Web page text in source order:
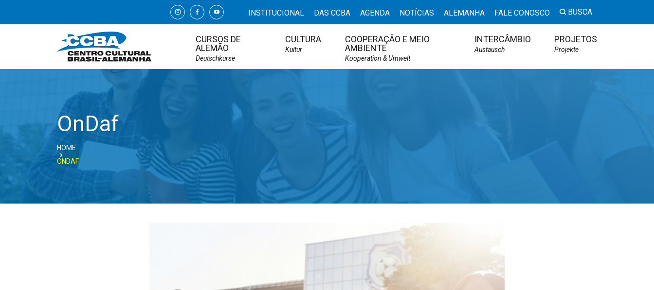
INSTITUCIONAL DAS CCBA AGENDA NOTÍCIAS ALEMANHA FALE CONOSCO BUSCA
CURSOS DE
ALEMÃO
Deutschkurse
CULTURA
Kultur
COOPERAÇÃO E MEIO
AMBIENTE
Kooperation & Umwelt
INTERCÂMBIO
Austausch
PROJETOS
Projekte
OnDaf
HOME
ONDAF